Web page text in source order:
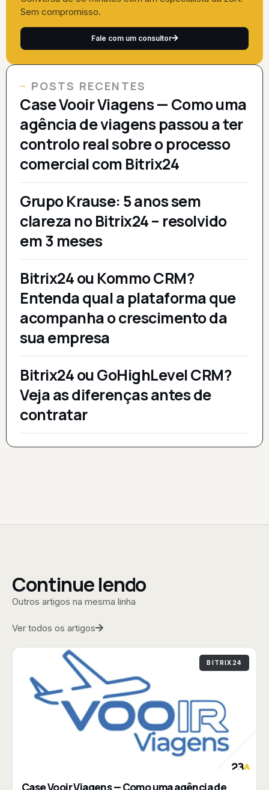
Sem compromisso.
Fale com um consultor
POSTS RECENTES
Case Vooir Viagens — Como uma
agência de viagens passou a ter
controlo real sobre o processo
comercial com Bitrix24
Grupo Krause: 5 anos sem
clareza no Bitrix24 – resolvido
em 3 meses
Bitrix24 ou Kommo CRM?
Entenda qual a plataforma que
acompanha o crescimento da
sua empresa
Bitrix24 ou GoHighLevel CRM?
Veja as diferenças antes de
contratar
Continue lendo
Outros artigos na mesma linha
Ver todos os artigos
BITRIX24